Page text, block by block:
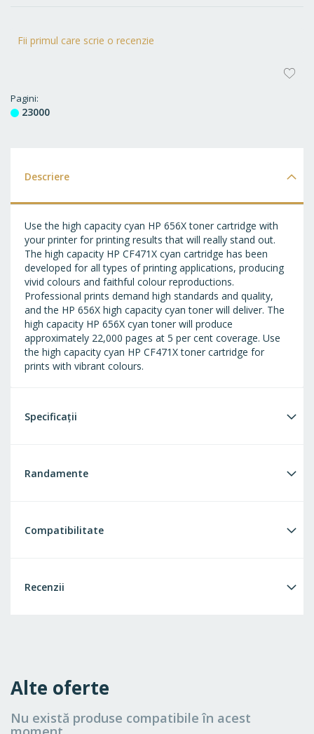
Fii primul care scrie o recenzie
Pagini
23000
Descriere
Use the high capacity cyan HP 656X toner cartridge with
your printer for printing results that will really stand out.
The high capacity HP CF471X cyan cartridge has been
developed for all types of printing applications, producing
vivid colours and faithful colour reproductions.
Professional prints demand high standards and quality,
and the HP 656X high capacity cyan toner will deliver. The
high capacity HP 656X cyan toner will produce
approximately 22,000 pages at 5 per cent coverage. Use
the high capacity cyan HP CF471X toner cartridge for
prints with vibrant colours.
Specificații
Randamente
Compatibilitate
Recenzii
Alte oferte
Nu există produse compatibile în acest